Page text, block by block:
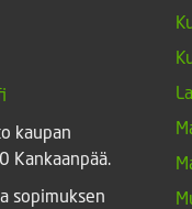
kaupan
Kankaanpää.
sopimuksen